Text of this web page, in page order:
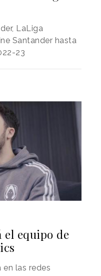
LaLiga
Santander hasta
23
el equipo de
en las redes